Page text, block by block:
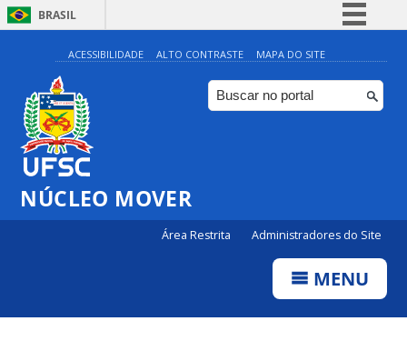
BRASIL
Simplifique!
Comunica BR
Participe
ACESSIBILIDADE ALTO CONTRASTE MAPA DO SITE
NÚCLEO MOVER
Área Restrita Administradores do Site
MENU